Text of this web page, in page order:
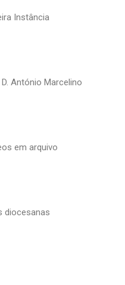
Instância
António Marcelino
em arquivo
diocesanas